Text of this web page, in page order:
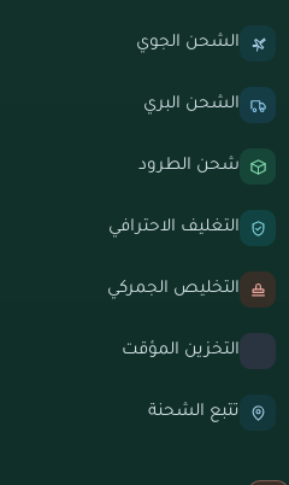
الشحن الجوي
الشحن البري
شحن الطرود
التغليف الاحترافي
التخليص الجمركي
التخزين المؤقت
تتبع الشحنة